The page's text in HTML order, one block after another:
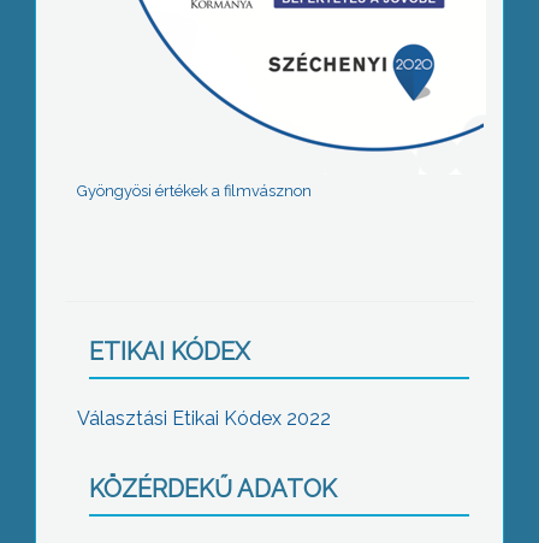
Gyöngyösi értékek a filmvásznon
ETIKAI KÓDEX
Választási Etikai Kódex 2022
KÖZÉRDEKŰ ADATOK